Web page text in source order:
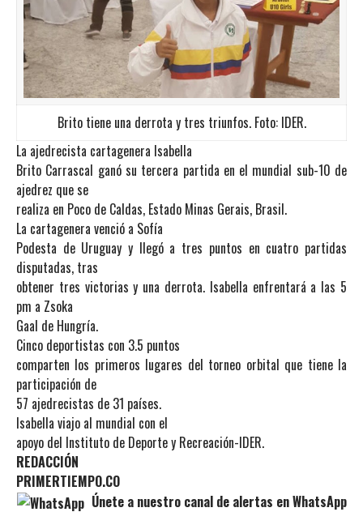
Brito tiene una derrota y tres triunfos. Foto: IDER.
La ajedrecista cartagenera Isabella
Brito Carrascal ganó su tercera partida en el mundial sub-10 de
ajedrez que se
realiza en Poco de Caldas, Estado Minas Gerais, Brasil.
La cartagenera venció a Sofía
Podesta de Uruguay y llegó a tres puntos en cuatro partidas
disputadas, tras
obtener tres victorias y una derrota. Isabella enfrentará a las 5
pm a Zsoka
Gaal de Hungría.
Cinco deportistas con 3.5 puntos
comparten los primeros lugares del torneo orbital que tiene la
participación de
57 ajedrecistas de 31 países.
Isabella viajo al mundial con el
apoyo del Instituto de Deporte y Recreación-IDER.
REDACCIÓN
PRIMERTIEMPO.CO
Únete a nuestro canal de alertas en WhatsApp